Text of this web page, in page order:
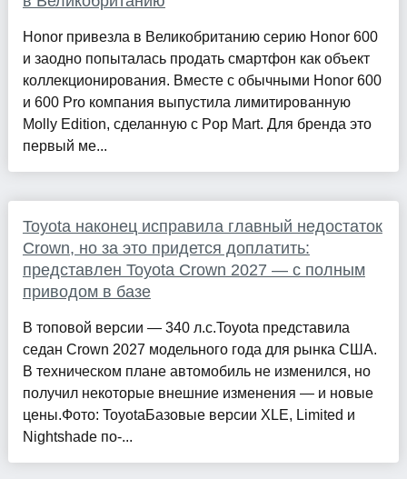
Honor привезла в Великобританию серию Honor 600
и заодно попыталась продать смартфон как объект
коллекционирования. Вместе с обычными Honor 600
и 600 Pro компания выпустила лимитированную
Molly Edition, сделанную с Pop Mart. Для бренда это
первый ме...
Toyota наконец исправила главный недостаток
Crown, но за это придется доплатить:
представлен Toyota Crown 2027 — с полным
приводом в базе
В топовой версии — 340 л.с.Toyota представила
седан Crown 2027 модельного года для рынка США.
В техническом плане автомобиль не изменился, но
получил некоторые внешние изменения — и новые
цены.Фото: ToyotaБазовые версии XLE, Limited и
Nightshade по-...